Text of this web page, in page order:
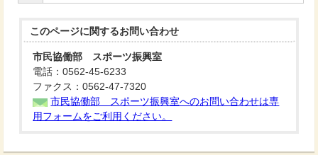
このページに関するお問い合わせ
市民協働部 スポーツ振興室
電話：0562-45-6233
ファクス：0562-47-7320
市民協働部 スポーツ振興室へのお問い合わせは専
用フォームをご利用ください。